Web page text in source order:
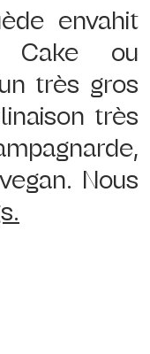
envahit
Cake ou
très gros
très
Nous
.